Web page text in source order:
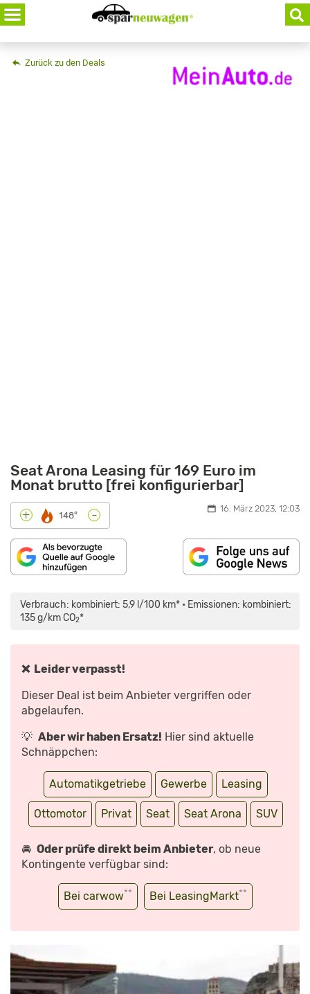
Skip
to
content
Zurück zu den Deals
Seat Arona Leasing für 169 Euro im
Monat brutto [frei konfigurierbar]
+ 148° - 16. März 2023, 12:03
Verbrauch: kombiniert: 5,9 l/100 km* • Emissionen: kombiniert:
135 g/km CO2*
❌ Leider verpasst!
Dieser Deal ist beim Anbieter vergriffen oder
abgelaufen.
💡 Aber wir haben Ersatz! Hier sind aktuelle
Schnäppchen:
Automatikgetriebe Gewerbe Leasing
Ottomotor Privat Seat Seat Arona SUV
🚘 Oder prüfe direkt beim Anbieter, ob neue
Kontingente verfügbar sind:
Bei carwow** Bei LeasingMarkt**
1.0
TSI:
REICHEN
TESTER
MOTOR
UND
SPORT“
VON
ANZEIGEN